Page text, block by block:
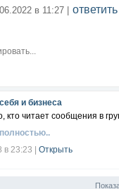
в 11:27 | ответить
и бизнеса
кто читает сообщения в
в 23:23
Открыть